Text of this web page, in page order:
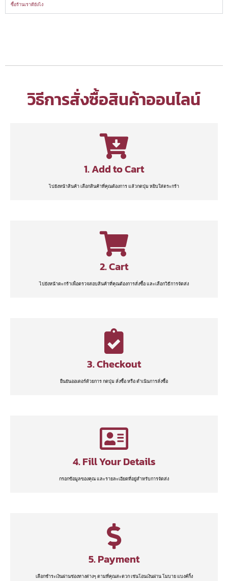
ซื้อร้านเราดียังไง
วิธีการสั่งซื้อสินค้าออนไลน์
1. Add to Cart
ไปยังหน้าสินค้า เลือกสินค้าที่คุณต้องการ แล้วกดปุ่ม หยิบใส่ตระกร้า
2. Cart
ไปยังหน้าตะกร้าเพื่อตรวจสอบสินค้าที่คุณต้องการสั่งซื้อ และเลือกวิธีการจัดส่ง
3. Checkout
ยืนยันออเดอร์ด้วยการ กดปุ่ม สั่งซื้อ หรือ ดำเนินการสั่งซื้อ
4. Fill Your Details
กรอกข้อมูลของคุณ และรายละเอียดที่อยู่สำหรับการจัดส่ง
5. Payment
เลือกชำระเงินผ่านช่องทางต่างๆ ตามที่คุณสะดวก เช่นโอนเงินผ่าน โมบาย แบงค์กิ้ง